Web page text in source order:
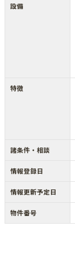
設備
特徴
諸条件・相談
情報登録日
情報更新予定日
物件番号